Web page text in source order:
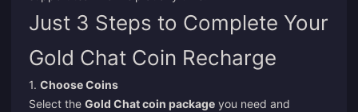
Just 3 Steps to Complete Your
Gold Chat Coin Recharge
1. Choose Coins
Select the Gold Chat coin package you need and